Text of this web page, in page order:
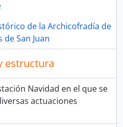
de la Archicofradía de
San Juan
estructura
Navidad en el que se
actuaciones